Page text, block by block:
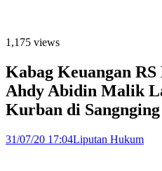
1,175 views
Kabag Keuangan
Ahdy Abidin Malik
Kurban di
31/07/20 17:04Liputan Hukum